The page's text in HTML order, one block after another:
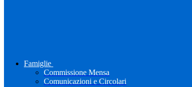
Famiglie
Commissione Mensa
Comunicazioni e Circolari